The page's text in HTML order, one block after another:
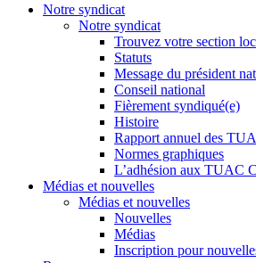
Notre syndicat
Notre syndicat
Trouvez votre section
Statuts
Message du président
Conseil national
Fièrement syndiqué(e)
Histoire
Rapport annuel des
Normes graphiques
L’adhésion aux TUAC
Médias et nouvelles
Médias et nouvelles
Nouvelles
Médias
Inscription pour